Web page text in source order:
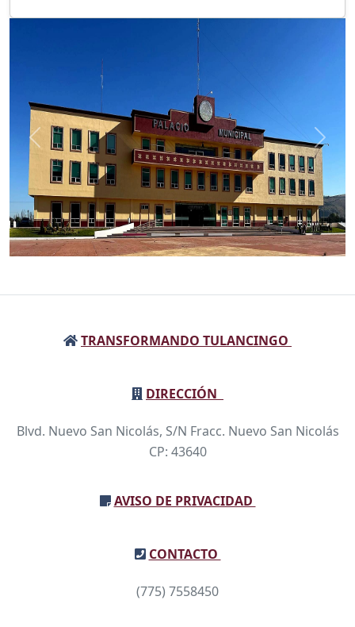
Anterior
TRANSFORMANDO TULANCINGO
DIRECCIÓN
Blvd. Nuevo San Nicolás, S/N Fracc. Nuevo San Nicolás
CP: 43640
AVISO DE PRIVACIDAD
CONTACTO
(775) 7558450